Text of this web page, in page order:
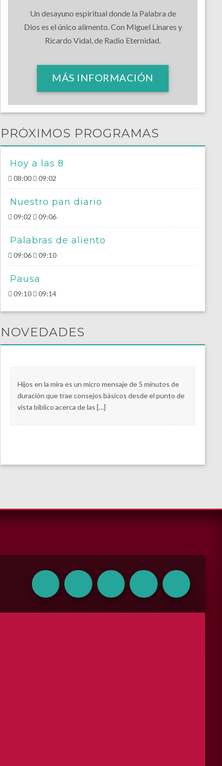
Un desayuno espiritual donde la Palabra de
Dios es el único alimento. Con Miguel Linares y
Ricardo Vidal, de Radio Eternidad.
MÁS INFORMACIÓN
PRÓXIMOS PROGRAMAS
Hoy a las 8
08:00 09:02
Nuestro pan diario
09:02 09:06
Palabras de aliento
09:06 09:10
Pausa
09:10 09:14
NOVEDADES
Hijos en la mira es un micro mensaje de 5 minutos de
duración que trae consejos básicos desde el punto de
vista bíblico acerca de las […]